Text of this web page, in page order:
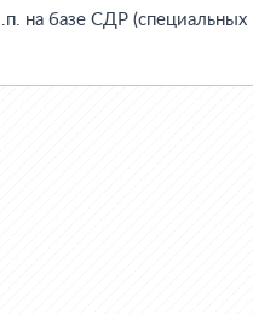
на базе СДР (специальных